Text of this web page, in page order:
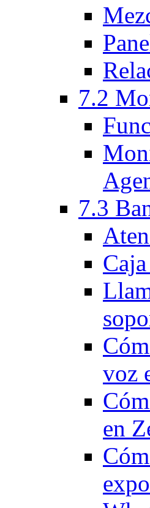
7.2
7.3
voz
en